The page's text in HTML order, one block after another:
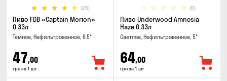
(26)
Пиво FDB «Captain Morion»
0.33л
Темное, Нефильтрованное, 6.5°
47,00
грн за 1 шт
(0)
Пиво Underwood Amnesia
Haze 0.33л
Светлое, Нефильтрованное, 5°
64,00
грн за 1 шт